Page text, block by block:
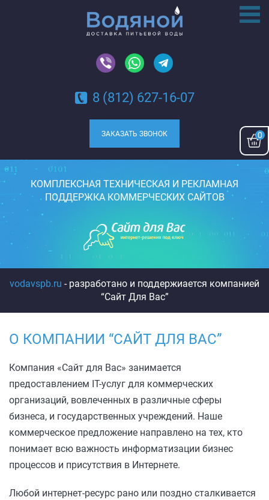
0
8 (812) 627-16-07
ЗАКАЗАТЬ ЗВОНОК
КОМПЛЕКСНАЯ ТЕХНИЧЕСКАЯ И РЕКЛАМНАЯ
ПОДДЕРЖКА КОММЕРЧЕСКИХ САЙТОВ
vodavspb.ru - разработано и поддержиается компанией
“Сайт Для Вас”
О КОМПАНИИ “САЙТ ДЛЯ ВАС”
Компания «Сайт для Вас» занимается
предоставлением IT-услуг для коммерческих
организаций, вовлеченных в различные сферы
бизнеса, и государственных учреждений. Наше
коммерческое предложение направлено на тех, кто
понимает всю важность информатизации бизнес
процессов и присутствия в Интернете.
Любой интернет-ресурс рано или поздно сталкивается